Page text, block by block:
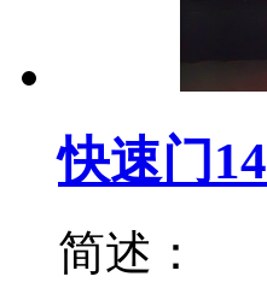
快速门14
简述：